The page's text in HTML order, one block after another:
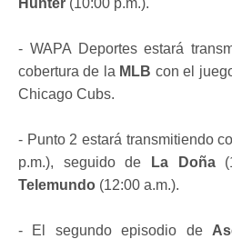
- WAPA Deportes estará
cobertura de la MLB con el
Chicago Cubs.
- Punto 2 estará transmitiendo
p.m.), seguido de
La Doña
Telemundo (12:00 a.m.).
- El segundo episodio de